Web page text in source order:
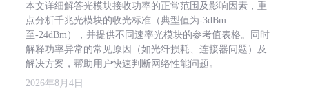
本文详细解答光模块接收功率的正常范围及影响因素，重
点分析千兆光模块的收光标准（典型值为-3dBm
至-24dBm），并提供不同速率光模块的参考值表格。同时
解释功率异常的常见原因（如光纤损耗、连接器问题）及
解决方案，帮助用户快速判断网络性能问题。
2026年8月4日